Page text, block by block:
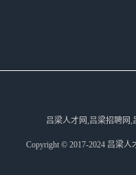
吕梁人才网,吕梁招聘网,
Copyright © 2017-2024 吕梁人